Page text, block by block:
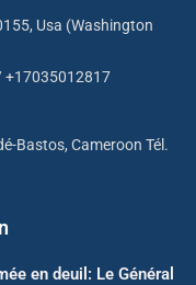
Usa (Washington
+17035012817
Bastos, Cameroon Tél.
en deuil: Le Général